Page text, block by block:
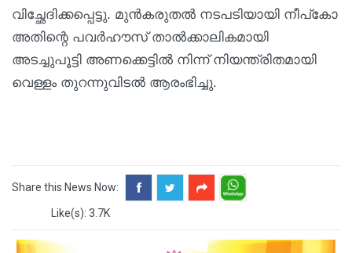
വിച്ഛേദിക്കപ്പെട്ടു. മുൻകരുതൽ നടപടിയായി നീപ്കോ
അതിന്റെ പവർഹൗസ് താൽക്കാലികമായി
അടച്ചുപൂട്ടി അണക്കെട്ടിൽ നിന്ന് നിയന്ത്രിതമായി
വെള്ളം തുറന്നുവിടൽ ആരംഭിച്ചു.
Share this News Now:
Like(s): 3.7K